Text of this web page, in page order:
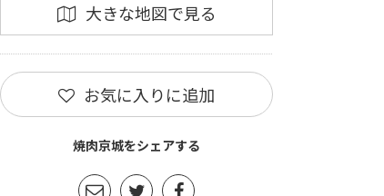
大きな地図で見る
お気に入りに追加
焼肉京城をシェアする